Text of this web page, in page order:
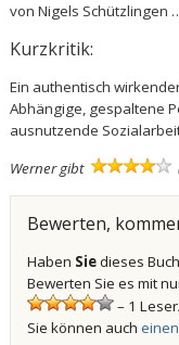
von Nigels Schützlingen
Kurzkritik:
Ein authentisch
Abhängige, gespaltene
ausnutzende
Werner gibt
Bewerten,
Haben Siedieses
Bewerten Sie es mit
– 1
Sie können auch